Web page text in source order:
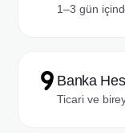
1–3 gün
Banka
Ticari ve